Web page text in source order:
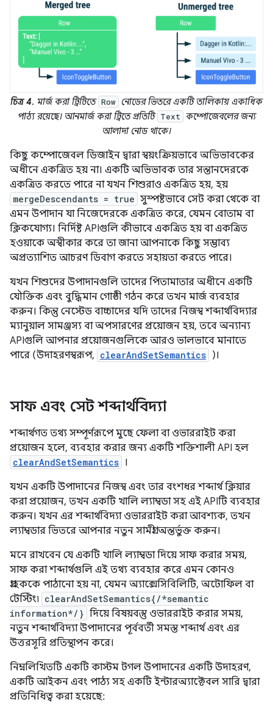
চিত্র 4. মার্জ করা ট্রিটিতে Row
নোডের ভিতরে একটি তালিকায় একাধিক
পাঠ্য রয়েছে। আনমার্জ করা ট্রিতে প্রতিটি Text
কম্পোজেবলের জন্য
আলাদা নোড থাকে।
কিছু কম্পোজেবল ডিজাইন দ্বারা স্বয়ংক্রিয়ভাবে অভিভাবকের
অধীনে একত্রিত হয় না। একটি অভিভাবক তার সন্তানদেরকে
একত্রিত করতে পারে না যখন শিশুরাও একত্রিত হয়, হয়
mergeDescendants = true সুস্পষ্টভাবে সেট করা থেকে বা
এমন উপাদান যা নিজেদেরকে একত্রিত করে, যেমন বোতাম বা
ক্লিকযোগ্য। নির্দিষ্ট APIগুলি কীভাবে একত্রিত হয় বা একত্রিত
হওয়াকে অস্বীকার করে তা জানা আপনাকে কিছু সম্ভাব্য
অপ্রত্যাশিত আচরণ ডিবাগ করতে সহায়তা করতে পারে।
যখন শিশুদের উপাদানগুলি তাদের পিতামাতার অধীনে একটি
যৌক্তিক এবং বুদ্ধিমান গোষ্ঠী গঠন করে তখন মার্জ ব্যবহার
করুন। কিন্তু নেস্টেড বাচ্চাদের যদি তাদের নিজস্ব শব্দার্থবিদ্যার
ম্যানুয়াল সামঞ্জস্য বা অপসারণের প্রয়োজন হয়, তবে অন্যান্য
APIগুলি আপনার প্রয়োজনগুলিকে আরও ভালভাবে মানাতে
পারে (উদাহরণস্বরূপ, clearAndSetSemantics )।
সাফ এবং সেট শব্দার্থবিদ্যা
শব্দার্থগত তথ্য সম্পূর্ণরূপে মুছে ফেলা বা ওভাররাইট করা
প্রয়োজন হলে, ব্যবহার করার জন্য একটি শক্তিশালী API হল
clearAndSetSemantics ।
যখন একটি উপাদানের নিজস্ব এবং তার বংশধর শব্দার্থ ক্লিয়ার
করা প্রয়োজন, তখন একটি খালি ল্যাম্বডা সহ এই APIটি ব্যবহার
করুন। যখন এর শব্দার্থবিদ্যা ওভাররাইট করা আবশ্যক, তখন
ল্যাম্বডার ভিতরে আপনার নতুন সামগ্রী অন্তর্ভুক্ত করুন।
মনে রাখবেন যে একটি খালি ল্যাম্বডা দিয়ে সাফ করার সময়,
সাফ করা শব্দার্থগুলি এই তথ্য ব্যবহার করে এমন কোনও
গ্রাহককে পাঠানো হয় না, যেমন অ্যাক্সেসিবিলিটি, অটোফিল বা
টেস্টিং৷ clearAndSetSemantics{/*semantic
information*/} দিয়ে বিষয়বস্তু ওভাররাইট করার সময়,
নতুন শব্দার্থবিদ্যা উপাদানের পূর্ববর্তী সমস্ত শব্দার্থ এবং এর
উত্তরসূরি প্রতিস্থাপন করে।
নিম্নলিখিতটি একটি কাস্টম টগল উপাদানের একটি উদাহরণ,
একটি আইকন এবং পাঠ্য সহ একটি ইন্টারঅ্যাক্টেবল সারি দ্বারা
প্রতিনিধিত্ব করা হয়েছে: